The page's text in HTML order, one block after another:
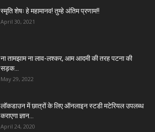
स्मृति शेषः हे महामानव! तुम्हे अंतिम प्रणाम!!
April 30, 2021
ना तामझाम ना लाव-लश्कर, आम आदमी की तरह पटना की
सड़क...
May 29, 2022
लॉकडाउन में छात्रों के लिए ऑनलाइन स्टडी मटेरियल उपलब्ध
कराएगा ज्ञान...
April 24, 2020